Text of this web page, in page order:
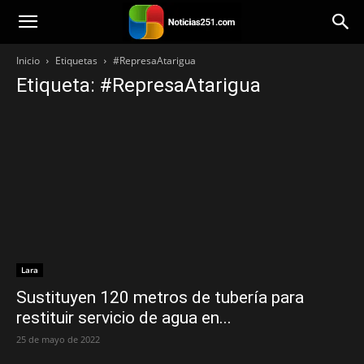
Noticias251
Inicio Etiquetas #RepresaAtarigua
Etiqueta: #RepresaAtarigua
Lara
Sustituyen 120 metros de tubería para
restituir servicio de agua en...
25 de mayo de 2022